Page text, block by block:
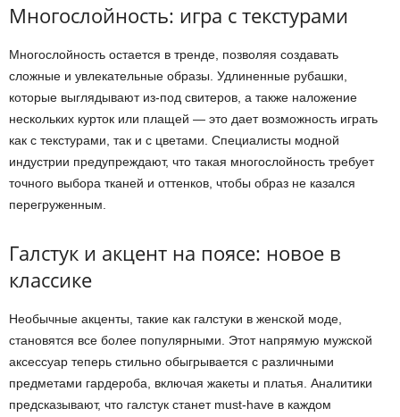
Многослойность: игра с текстурами
Многослойность остается в тренде, позволяя создавать
сложные и увлекательные образы. Удлиненные рубашки,
которые выглядывают из-под свитеров, а также наложение
нескольких курток или плащей — это дает возможность играть
как с текстурами, так и с цветами. Специалисты модной
индустрии предупреждают, что такая многослойность требует
точного выбора тканей и оттенков, чтобы образ не казался
перегруженным.
Галстук и акцент на поясе: новое в
классике
Необычные акценты, такие как галстуки в женской моде,
становятся все более популярными. Этот напрямую мужской
аксессуар теперь стильно обыгрывается с различными
предметами гардероба, включая жакеты и платья. Аналитики
предсказывают, что галстук станет must-have в каждом